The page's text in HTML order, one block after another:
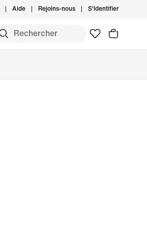
Aide Rejoins-nous S'identifier